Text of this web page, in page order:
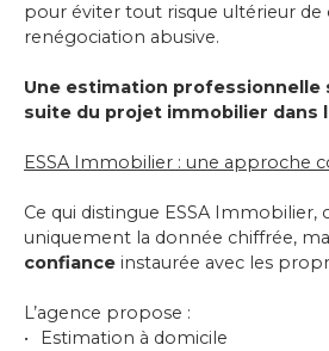
pour éviter tout risque ultérieur
renégociation abusive.
Une estimation professionnelle
suite du projet immobilier dans
ESSA Immobilier : une approche
Ce qui distingue ESSA Immobilier,
uniquement la donnée chiffrée,
confiance instaurée avec les
L’agence propose :
Estimation à domicile